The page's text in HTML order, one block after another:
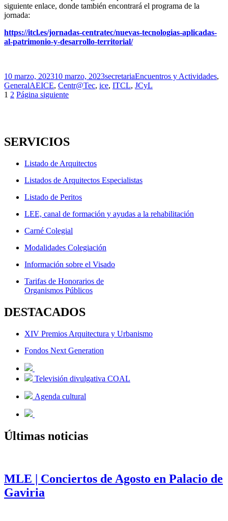
siguiente enlace, donde también encontrará el programa de la
jornada:
https://itcl.es/jornadas-centratec/nuevas-tecnologias-aplicadas-
al-patrimonio-y-desarrollo-territorial/
Publicado
el
10 marzo, 202310 marzo, 2023Autor
secretariaCategorías
Encuentros y Actividades,
GeneralEtiquetas
AEICE, Centr@Tec, ice, ITCL, JCyL
Navegación
Página
1 Página
2 Página siguiente
SERVICIOS
Listado de Arquitectos
Listados de Arquitectos Especialistas
Listado de Peritos
LEE, canal de formación y ayudas a la rehabilitación
Carné Colegial
Modalidades Colegiación
Información sobre el Visado
Tarifas de Honorarios de
Organismos Públicos
DESTACADOS
XIV Premios Arquitectura y Urbanismo
Fondos Next Generation
Televisión divulgativa COAL
Agenda cultural
Últimas noticias
MLE | Conciertos de Agosto en Palacio de
Gaviria